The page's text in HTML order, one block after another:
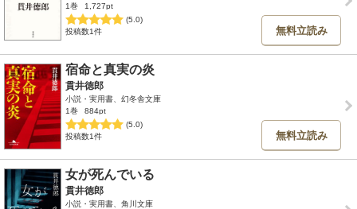
1巻
1,727pt
(5.0)
投稿数1件
無料立読み
宿命と真実の炎
貫井徳郎
小説・実用書、幻冬舎文庫
1巻
884pt
(5.0)
投稿数1件
無料立読み
女が死んでいる
貫井徳郎
小説・実用書、角川文庫